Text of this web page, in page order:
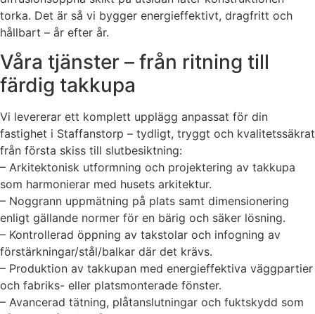
torka. Det är så vi bygger energieffektivt, dragfritt och
hållbart – år efter år.
Våra tjänster – från ritning till
färdig takkupa
Vi levererar ett komplett upplägg anpassat för din
fastighet i Staffanstorp – tydligt, tryggt och kvalitetssäkrat
från första skiss till slutbesiktning:
– Arkitektonisk utformning och projektering av takkupa
som harmonierar med husets arkitektur.
– Noggrann uppmätning på plats samt dimensionering
enligt gällande normer för en bärig och säker lösning.
– Kontrollerad öppning av takstolar och infogning av
förstärkningar/stål/balkar där det krävs.
– Produktion av takkupan med energieffektiva väggpartier
och fabriks- eller platsmonterade fönster.
– Avancerad tätning, plåtanslutningar och fuktskydd som